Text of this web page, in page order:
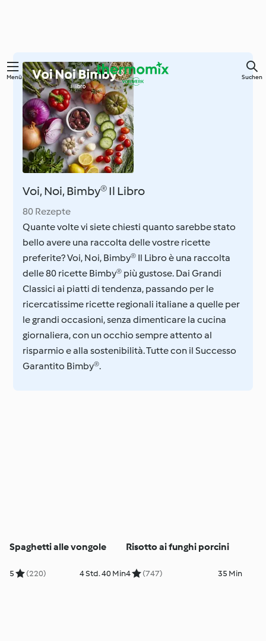
Springe
Hauptinhalt
Menü Suchen
Voi, Noi, Bimby® Il Libro
80 Rezepte
Quante volte vi siete chiesti quanto sarebbe stato
bello avere una raccolta delle vostre ricette
preferite? Voi, Noi, Bimby® Il Libro è una raccolta
delle 80 ricette Bimby® più gustose. Dai Grandi
Classici ai piatti di tendenza, passando per le
ricercatissime ricette regionali italiane a quelle per
le grandi occasioni, senza dimenticare la cucina
giornaliera, con un occhio sempre attento al
risparmio e alla sostenibilità. Tutte con il Successo
Garantito Bimby®.
Spaghetti alle vongole
5 (220) 4 Std. 40 Min
Risotto ai funghi porcini
4 (747) 35 Min